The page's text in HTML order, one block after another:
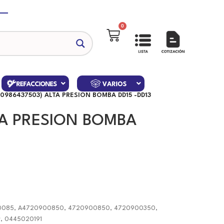
0
ALTA PRESION BOMBA DD15 -DD13
PRESION BOMBA
A4720900850, 4720900850, 4720900350,